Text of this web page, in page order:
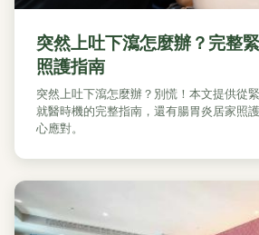
突然上吐下瀉怎麼辦？完整
照護指南
突然上吐下瀉怎麼辦？別慌！本文提供從
就醫時機的完整指南，還有腸胃炎居家照
心應對。